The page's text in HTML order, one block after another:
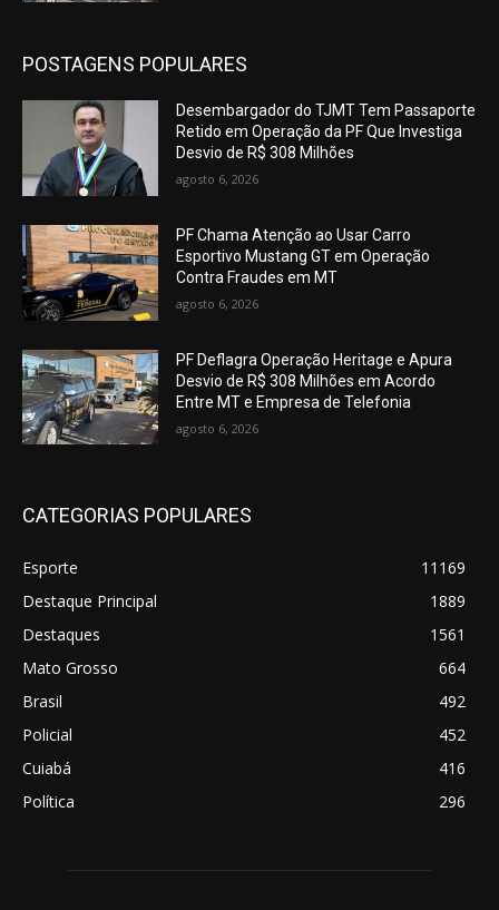
POSTAGENS POPULARES
Desembargador do TJMT Tem Passaporte
Retido em Operação da PF Que Investiga
Desvio de R$ 308 Milhões
agosto 6, 2026
PF Chama Atenção ao Usar Carro
Esportivo Mustang GT em Operação
Contra Fraudes em MT
agosto 6, 2026
PF Deflagra Operação Heritage e Apura
Desvio de R$ 308 Milhões em Acordo
Entre MT e Empresa de Telefonia
agosto 6, 2026
CATEGORIAS POPULARES
Esporte
11169
Destaque Principal
1889
Destaques
1561
Mato Grosso
664
Brasil
492
Policial
452
Cuiabá
416
Política
296